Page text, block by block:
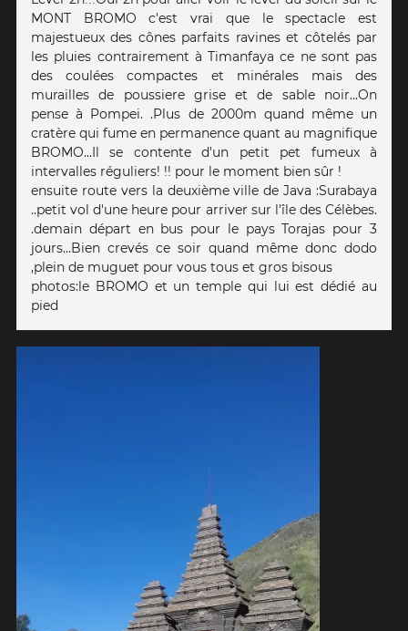
MONT BROMO c'est vrai que le spectacle est
majestueux des cônes parfaits ravines et côtelés par
les pluies contrairement à Timanfaya ce ne sont pas
des coulées compactes et minérales mais des
murailles de poussiere grise et de sable noir...On
pense à Pompei. .Plus de 2000m quand même un
cratère qui fume en permanence quant au magnifique
BROMO...Il se contente d'un petit pet fumeux à
intervalles réguliers! !! pour le moment bien sûr !
ensuite route vers la deuxième ville de Java :Surabaya
..petit vol d'une heure pour arriver sur l'île des Célèbes.
.demain départ en bus pour le pays Torajas pour 3
jours...Bien crevés ce soir quand même donc dodo
,plein de muguet pour vous tous et gros bisous
photos:le BROMO et un temple qui lui est dédié au
pied